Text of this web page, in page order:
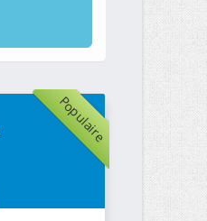
Populaire